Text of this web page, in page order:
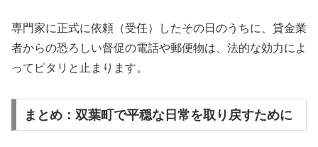
専門家に正式に依頼（受任）したその日のうちに、貸金業
者からの恐ろしい督促の電話や郵便物は、法的な効力によ
ってピタリと止まります。
まとめ：双葉町で平穏な日常を取り戻すために